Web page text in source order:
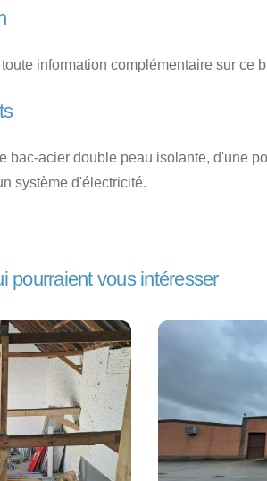
information complémentaire sur ce
bac-acier double peau isolante, d'une
système d'électricité.
pourraient vous intéresser